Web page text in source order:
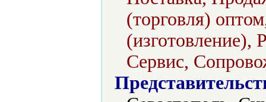
(торговля)
(изготовление),
Сервис,